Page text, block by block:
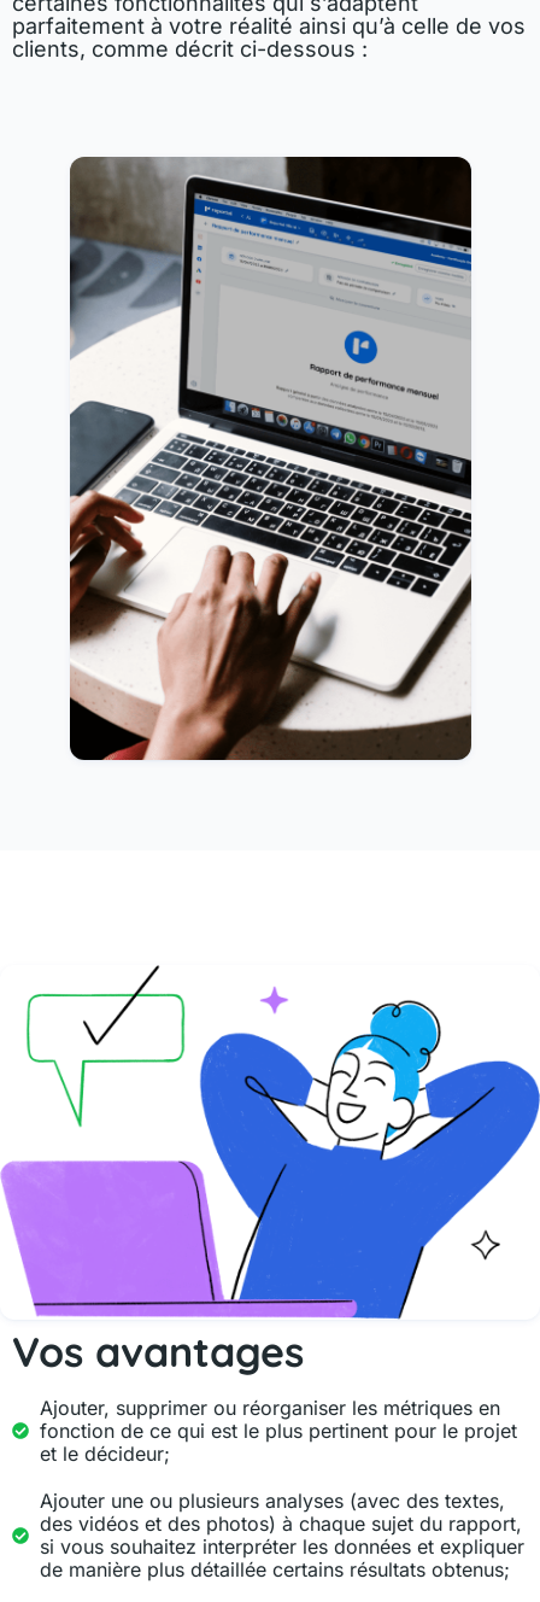
parfaitement à votre réalité ainsi qu’à celle de vos
clients, comme décrit ci-dessous :
Vos avantages
Ajouter, supprimer ou réorganiser les métriques en
fonction de ce qui est le plus pertinent pour le projet
et le décideur;
Ajouter une ou plusieurs analyses (avec des textes,
des vidéos et des photos) à chaque sujet du rapport,
si vous souhaitez interpréter les données et expliquer
de manière plus détaillée certains résultats obtenus;